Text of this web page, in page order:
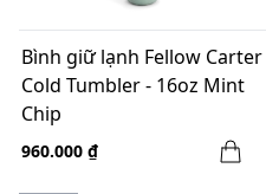
Bình giữ lạnh Fellow Carter
Cold Tumbler - 16oz Mint
Chip
960.000 ₫